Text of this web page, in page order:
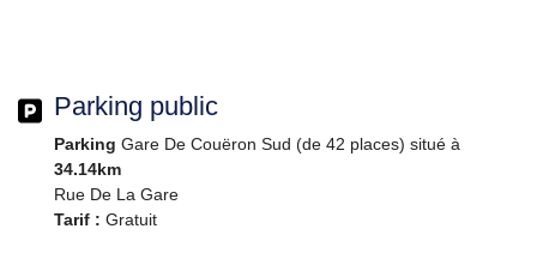
Parking public
Parking Gare De Couëron Sud (de 42 places) situé à
34.14km
Rue De La Gare
Tarif : Gratuit